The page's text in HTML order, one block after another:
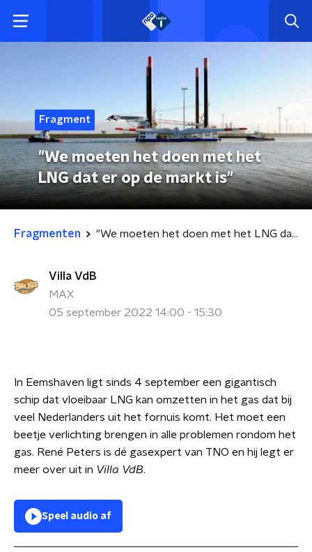
Fragment
"We moeten het doen met het
LNG dat er op de markt is"
Fragmenten "We moeten het doen met het LNG dat er op de markt is"
Villa VdB
MAX
05 september 2022 14:00 - 15:30
In Eemshaven ligt sinds 4 september een gigantisch
schip dat vloeibaar LNG kan omzetten in het gas dat bij
veel Nederlanders uit het fornuis komt. Het moet een
beetje verlichting brengen in alle problemen rondom het
gas. René Peters is dé gasexpert van TNO en hij legt er
meer over uit in Villa VdB.
Speel audio af